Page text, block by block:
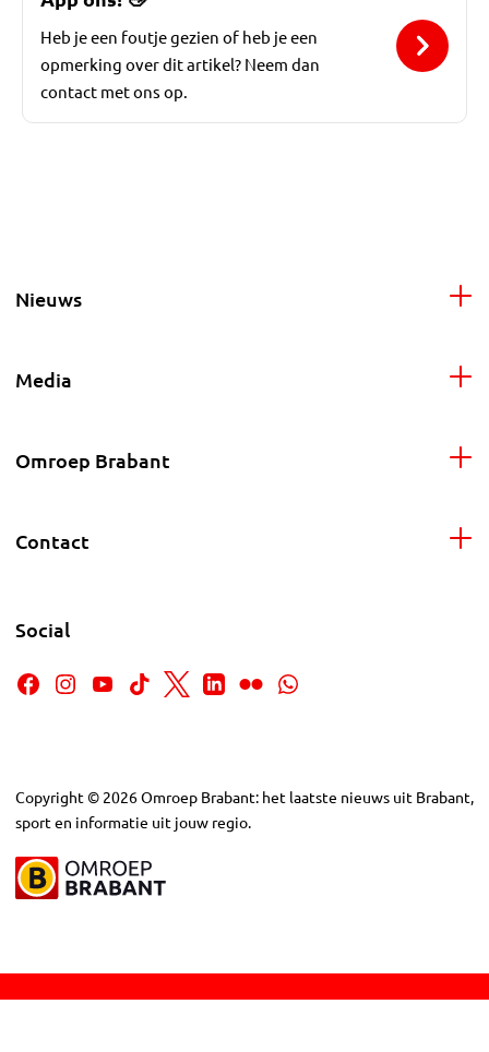
Heb je een foutje gezien of heb je een
opmerking over dit artikel? Neem dan
contact met ons op.
Nieuws
Media
Omroep Brabant
Contact
Social
Copyright © 2026Omroep Brabant: het laatste nieuws uit Brabant,
sport en informatie uit jouw regio.